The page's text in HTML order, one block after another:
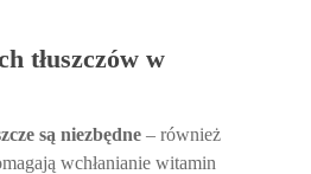
tłuszczów w
są niezbędne – również
wchłanianie witamin